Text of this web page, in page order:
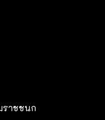
ราชชนก